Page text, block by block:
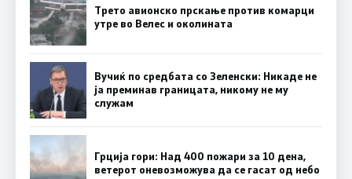
Трето авионско прскање против комарци
утре во Велес и околината
Вучиќ по средбата со Зеленски: Никаде не
ја преминав границата, никому не му
служам
Грција гори: Над 400 пожари за 10 дена,
ветерот оневозможува да се гасат од небо